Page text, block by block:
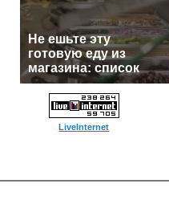
Не ешьте эту
готовую еду из
магазина: список
LiveInternet